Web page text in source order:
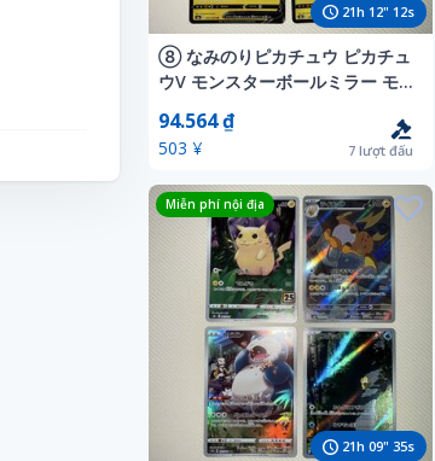
21h 12" 10s
⑧ なみのりピカチュウ ピカチュ
ウV モンスターボールミラー モ
ンボ RR ポケカ ポケモンカード
ピカチュウ 25th 151
94.564 ₫
503 ¥ 7 lượt đấu
21h09"33s
Miễn phí nội địa